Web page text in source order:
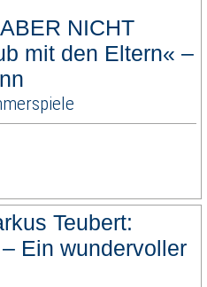
NICHT
mit den Eltern« –
Teubert:
Ein wundervoller